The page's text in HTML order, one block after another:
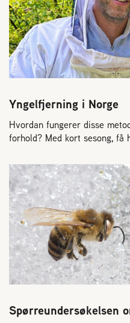
Yngelfjerning i Norge
Hvordan fungerer disse
forhold? Med kort sesong, få
Spørreundersøkelsen